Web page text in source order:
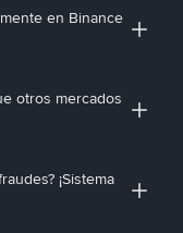
en Binance
otros mercados
¡Sistema